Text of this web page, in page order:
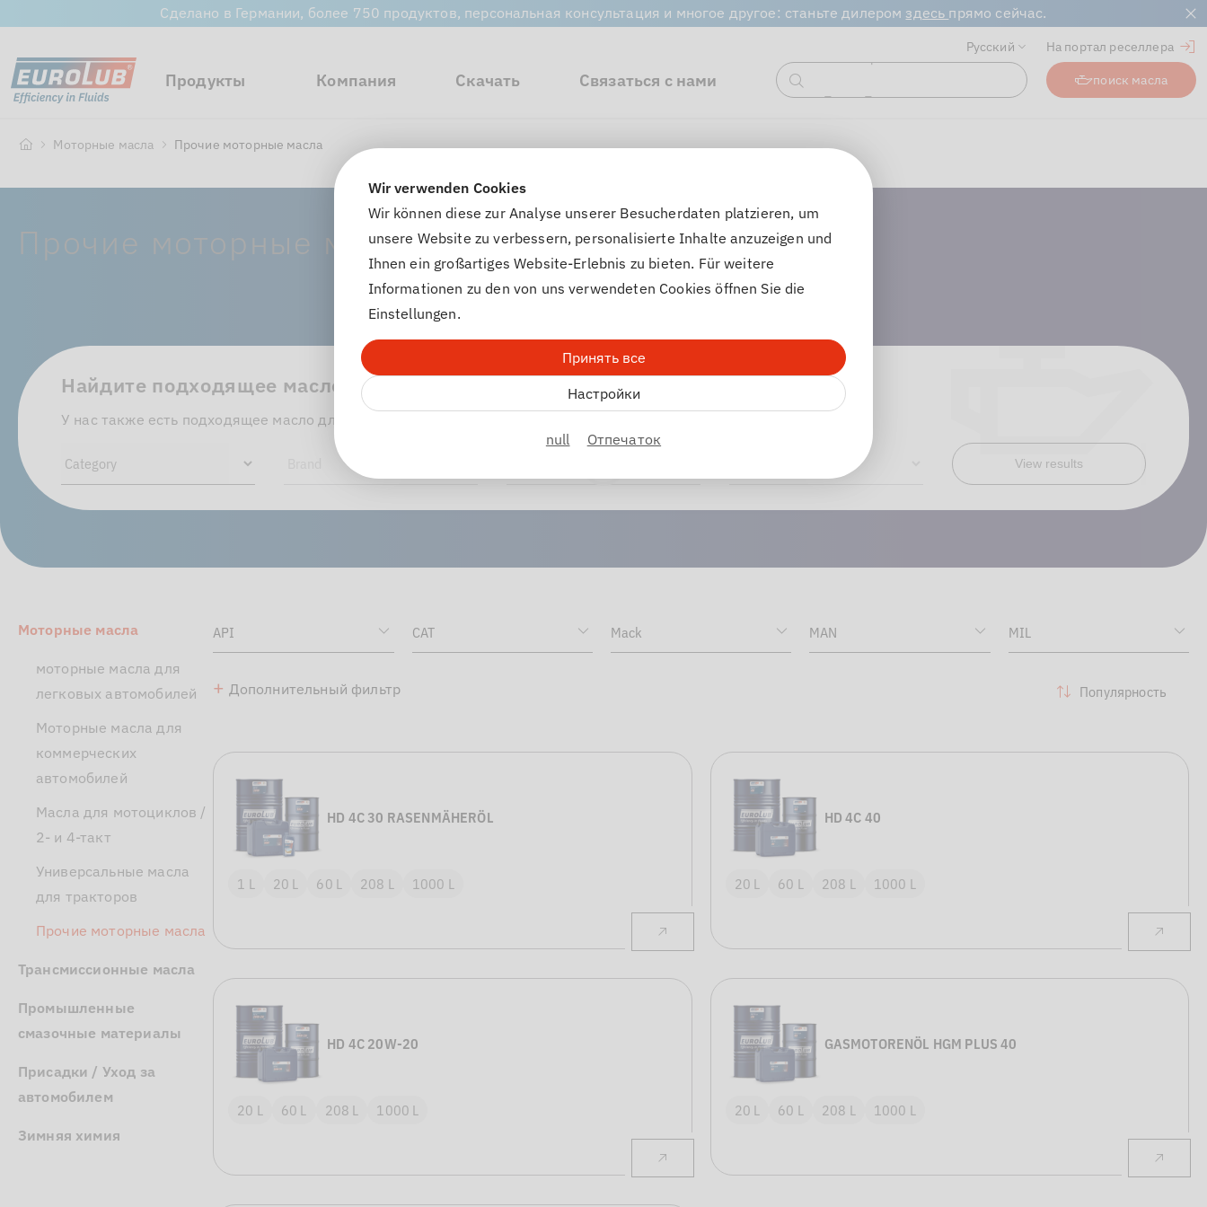
Wir verwenden Cookies
Wir können diese zur Analyse unserer Besucherdaten platzieren, um
unsere Website zu verbessern, personalisierte Inhalte anzuzeigen und
Ihnen ein großartiges Website-Erlebnis zu bieten. Für weitere
Informationen zu den von uns verwendeten Cookies öffnen Sie die
Einstellungen.
Принять все
Настройки
null Отпечаток
Сделано в Германии, более 750 продуктов, персональная консультация и многое другое: станьте дилером здесь прямо сейчас.
Русский На портал реселлера
Продукты Компания Скачать Связаться с нами Поиск
Поиск Промышленные смазочные материалы...поиск масла
Моторные масла Прочие моторные масла
Прочие моторные масла
Найдите подходящее масло
У нас также есть подходящее масло для вашего автомобиля.
Моторные масла
моторные масла для
легковых автомобилей
Моторные масла для
коммерческих
автомобилей
Масла для мотоциклов /
2- и 4‑такт
Универсальные масла
для тракторов
Прочие моторные масла
Трансмиссионные масла
Промышленные
смазочные материалы
Присадки / Уход за
автомобилем
Зимняя химия
+ Дополнительный фильтр Популярность
HD 4C 30 RASENMÄHERÖL
1 L 20 L 60 L 208 L 1000 L
HD 4C 40
20 L 60 L 208 L 1000 L
HD 4C 20W-20
20 L 60 L 208 L 1000 L
GASMOTORENÖL HGM PLUS 40
20 L 60 L 208 L 1000 L